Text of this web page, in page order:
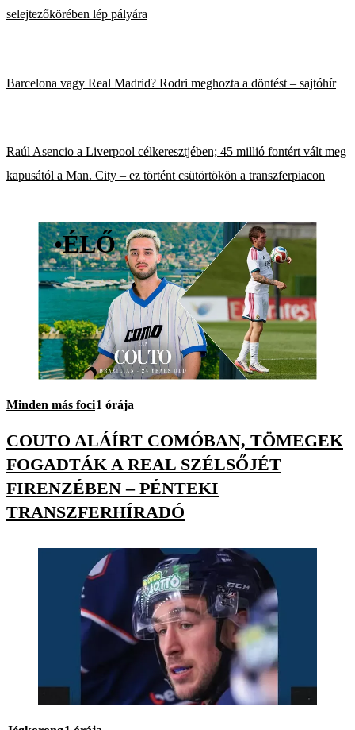
selejtezőkörében lép pályára
Barcelona vagy Real Madrid? Rodri meghozta a döntést – sajtóhír
Raúl Asencio a Liverpool célkeresztjében; 45 millió fontért vált meg
kapusától a Man. City – ez történt csütörtökön a transzferpiacon
•ÉLŐ
Minden más foci1 órája
COUTO ALÁÍRT COMÓBAN, TÖMEGEK
FOGADTÁK A REAL SZÉLSŐJÉT
FIRENZÉBEN – PÉNTEKI
TRANSZFERHÍRADÓ